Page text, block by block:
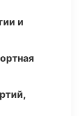
и